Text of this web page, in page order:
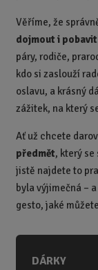
Věříme, že
dojmout i pobavit
páry, rodiče,
kdo si zaslouží
oslavu, a krásný
zážitek, na který
Ať už chcete
předmět, který
jistě najdete to
byla výjimečná –
gesto, jaké
DÁRKY